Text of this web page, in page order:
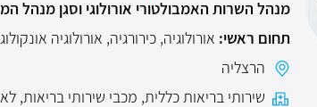
מנהל השרות האמבולטורי אורולוגי וסגן מנהל
תחום ראשי: אורולוגיה, כירורגיה, אורולוגיה
הרצליה
שירותי בריאות כללית, מכבי שירותי בריאות,